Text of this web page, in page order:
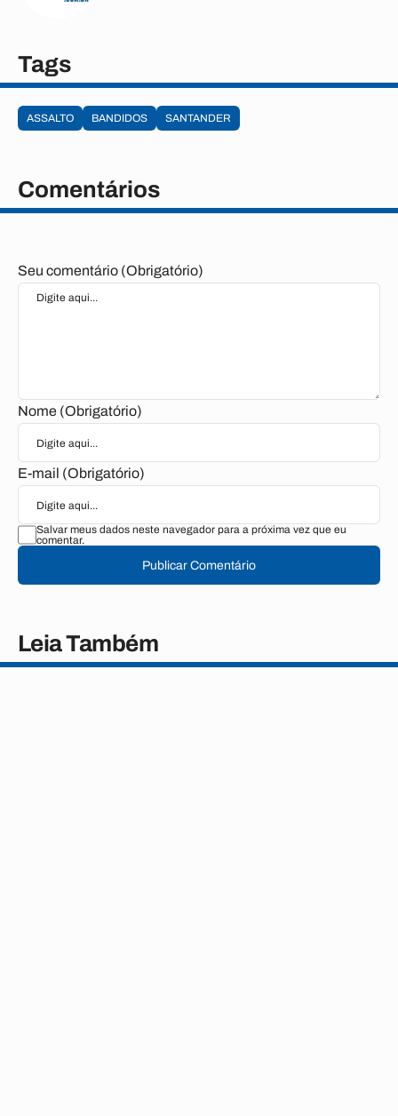
Tags
ASSALTO BANDIDOS SANTANDER
Comentários
Seu comentário (Obrigatório)
Nome (Obrigatório)
E-mail (Obrigatório)
Salvar meus dados neste navegador para a próxima vez que eu
comentar.
Publicar Comentário
Leia Também